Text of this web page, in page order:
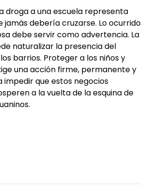
droga a una escuela representa
jamás debería cruzarse. Lo ocurrido
debe servir como advertencia. La
naturalizar la presencia del
barrios. Proteger a los niños y
una acción firme, permanente y
que estos negocios
a la vuelta de la esquina de